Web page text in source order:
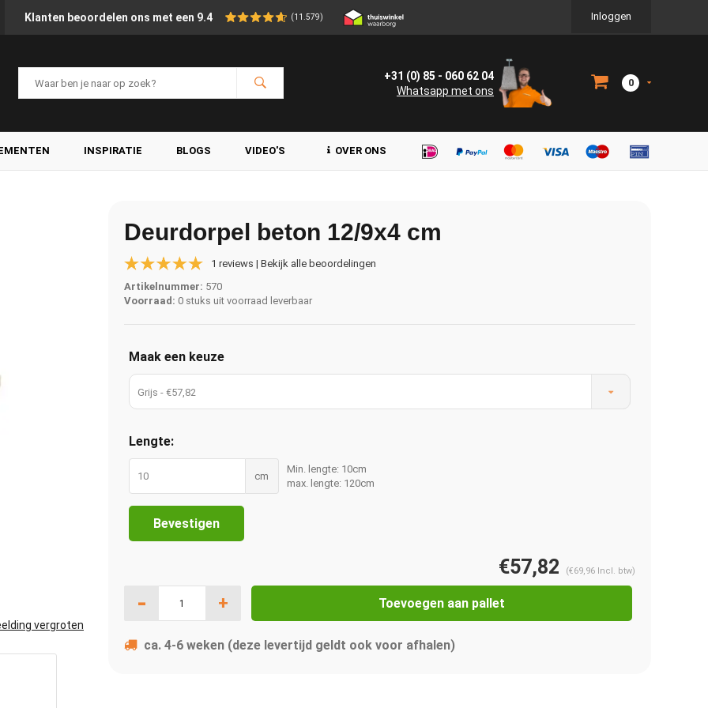
Klanten beoordelen ons met een 9.4 (11.579) Inloggen
+31 (0) 85 - 060 62 04
Whatsapp met ons
0
INSPIRATIE BLOGS VIDEO'S OVER ONS
vergroten Afbeelding vergroten
Deurdorpel beton 12/9x4 cm
1 reviews | Bekijk alle beoordelingen
Artikelnummer: 570
Voorraad: 0 stuks uit voorraad leverbaar
Maak een keuze
Grijs - €57,82
Lengte:
cm
Min. lengte: 10cm
max. lengte: 120cm
Bevestigen
€57,82 (€69,96Incl. btw)
- + Toevoegen aan pallet
ca. 4-6 weken (deze levertijd geldt ook voor afhalen)